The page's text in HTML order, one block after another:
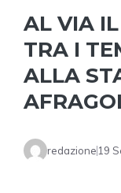
AL VIA
TRA I
ALLA
redazione 19